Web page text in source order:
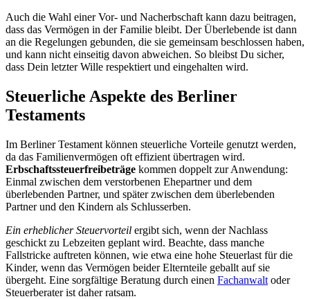
Auch die Wahl einer Vor- und Nacherbschaft kann dazu beitragen,
dass das Vermögen in der Familie bleibt. Der Überlebende ist dann
an die Regelungen gebunden, die sie gemeinsam beschlossen haben,
und kann nicht einseitig davon abweichen. So bleibst Du sicher,
dass Dein letzter Wille respektiert und eingehalten wird.
Steuerliche Aspekte des Berliner
Testaments
Im Berliner Testament können steuerliche Vorteile genutzt werden,
da das Familienvermögen oft effizient übertragen wird.
Erbschaftssteuerfreibeträge kommen doppelt zur Anwendung:
Einmal zwischen dem verstorbenen Ehepartner und dem
überlebenden Partner, und später zwischen dem überlebenden
Partner und den Kindern als Schlusserben.
Ein erheblicher Steuervorteil ergibt sich, wenn der Nachlass
geschickt zu Lebzeiten geplant wird. Beachte, dass manche
Fallstricke auftreten können, wie etwa eine hohe Steuerlast für die
Kinder, wenn das Vermögen beider Elternteile geballt auf sie
übergeht. Eine sorgfältige Beratung durch einen Fachanwalt oder
Steuerberater ist daher ratsam.